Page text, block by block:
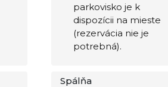
parkovisko je k
dispozícii na mieste
(rezervácia nie je
potrebná).
Spálňa